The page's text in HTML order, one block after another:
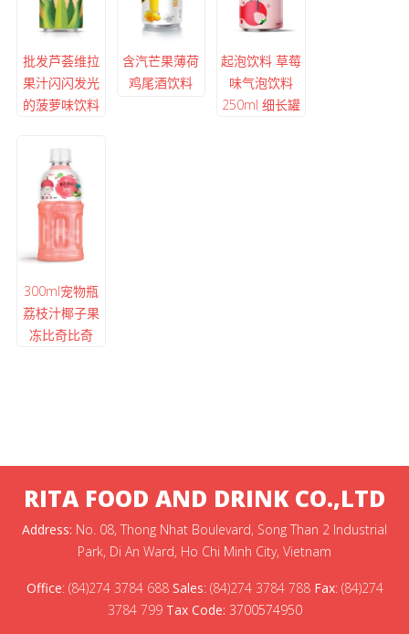
批发芦荟维拉
果汁闪闪发光
的菠萝味饮料
含汽芒果薄荷
鸡尾酒饮料
起泡饮料 草莓
味气泡饮料
250ml 细长罐
300ml宠物瓶
荔枝汁椰子果
冻比奇比奇
RITA FOOD AND DRINK CO.,LTD
Address: No. 08, Thong Nhat Boulevard, Song Than 2 Industrial
Park, Di An Ward, Ho Chi Minh City, Vietnam
Office: (84)274 3784 688 Sales: (84)274 3784 788 Fax: (84)274
3784 799 Tax Code: 3700574950